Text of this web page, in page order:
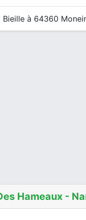
Bieille à 64360
Hameaux -